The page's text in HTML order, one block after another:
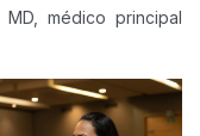
médico principal